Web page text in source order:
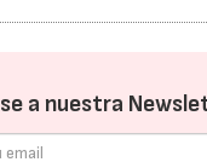
a nuestra